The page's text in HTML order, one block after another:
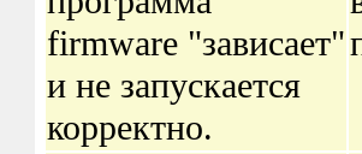
firmware "зависает"
и не запускается
корректно.